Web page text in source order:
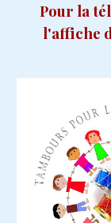
Pour la
l'affiche